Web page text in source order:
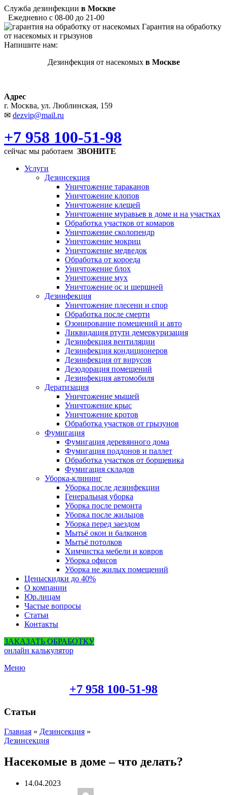
Служба дезинфекции в Москве
Ежедневно с 08-00 до 21-00
Гарантия на обработку
от насекомых и грызунов
Напишите нам:
Дезинфекция от насекомых в Москве
Адрес
г. Москва, ул. Люблинская, 159
✉ dezvip@mail.ru
+7 958 100-51-98
сейчас мы работаем ЗВОНИТЕ
Услуги
Дезинсекция
Уничтожение тараканов
Уничтожение клопов
Уничтожение клещей
Уничтожение муравьев в доме и на участках
Обработка участков от комаров
Уничтожение сколопендр
Уничтожение мокриц
Уничтожение медведок
Обработка от короеда
Уничтожение блох
Уничтожение мух
Уничтожение ос и шершней
Дезинфекция
Уничтожение плесени и спор
Обработка после смерти
Озонирование помещений и авто
Ликвидация ртути демеркуризация
Дезинфекция вентиляции
Дезинфекция кондиционеров
Дезинфекция от вирусов
Дезодорация помещений
Дезинфекция автомобиля
Дератизация
Уничтожение мышей
Уничтожение крыс
Уничтожение кротов
Обработка участков от грызунов
Фумигация
Фумигация деревянного дома
Фумигация поддонов и паллет
Обработка участков от борщевика
Фумигация складов
Уборка-клининг
Уборка после дезинфекции
Генеральная уборка
Уборка после ремонта
Уборка после жильцов
Уборка перед заездом
Мытьё окон и балконов
Мытьё потолков
Химчистка мебели и ковров
Уборка офисов
Уборка не жилых помещений
Ценыскидки до 40%
О компании
Юр.лицам
Частые вопросы
Статьи
Контакты
ЗАКАЗАТЬ ОБРАБОТКУ
онлайн калькулятор
Меню
+7 958 100-51-98
Статьи
Главная » Дезинсекция »
Дезинсекция
Насекомые в доме – что делать?
14.04.2023